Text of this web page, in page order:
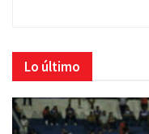
Lo último